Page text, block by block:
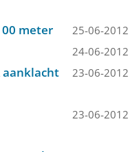
meter 25-06-2012
24-06-2012
aanklacht
23-06-2012
23-06-2012